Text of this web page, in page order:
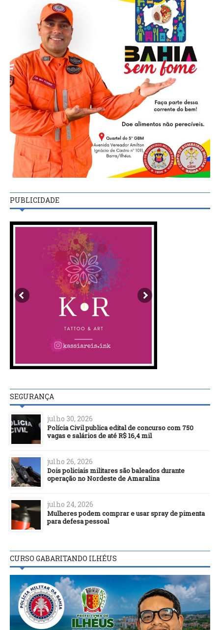
PUBLICIDADE
SEGURANÇA
julho 30, 2026
Polícia Civil publica edital de concurso com 750
vagas e salários de até R$ 16,4 mil
julho 26, 2026
Dois policiais militares são baleados durante
operação no Nordeste de Amaralina
julho 24, 2026
Mulheres podem comprar e usar spray de pimenta
para defesa pessoal
CURSO GABARITANDO ILHÉUS